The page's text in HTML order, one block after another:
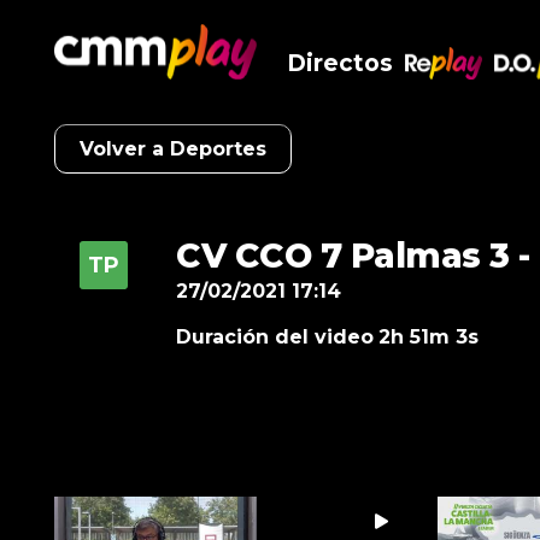
Directos
Volver a Deportes
CV CCO 7 Palmas 3
27/02/2021 17:14
Duración del video 2h 51m 3s